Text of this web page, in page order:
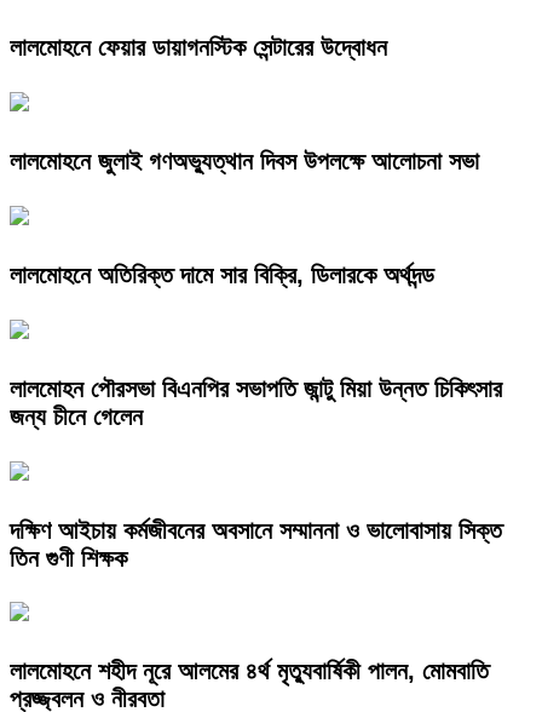
লালমোহনে ফেয়ার ডায়াগনস্টিক সেন্টারের উদ্বোধন
লালমোহনে জুলাই গণঅভ্যুত্থান দিবস উপলক্ষে আলোচনা সভা
লালমোহনে অতিরিক্ত দামে সার বিক্রি, ডিলারকে অর্থদন্ড
লালমোহন পৌরসভা বিএনপির সভাপতি জান্টু মিয়া উন্নত চিকিৎসার
জন্য চীনে গেলেন
দক্ষিণ আইচায় কর্মজীবনের অবসানে সম্মাননা ও ভালোবাসায় সিক্ত
তিন গুণী শিক্ষক
লালমোহনে শহীদ নূরে আলমের ৪র্থ মৃত্যুবার্ষিকী পালন, মোমবাতি
প্রজ্জ্বলন ও নীরবতা